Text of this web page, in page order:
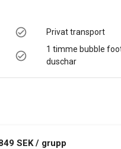
Privat transport
1 timme bubble
duschar
SEK / grupp